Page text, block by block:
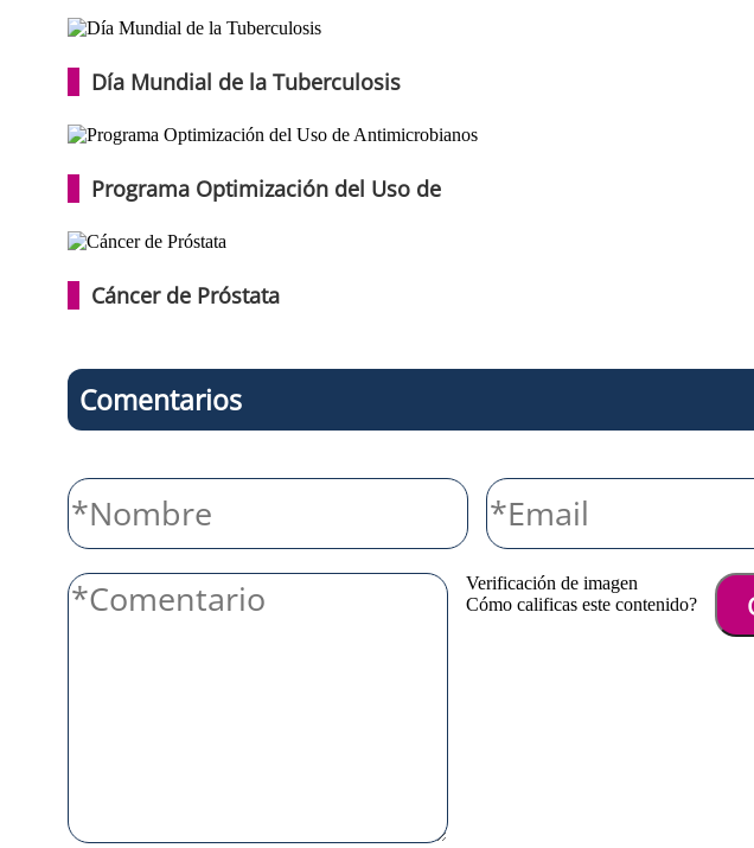
Día Mundial de la Tuberculosis
Programa Optimización del Uso de
Cáncer de Próstata
Comentarios
Verificación de imagen
Cómo calificas este contenido?